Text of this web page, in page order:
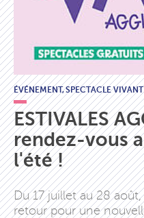
ÉVÉNEMENT,SPECTACLE VIVANT
ESTIVALES
rendez-vous
l'été !
Du 17 juillet au 28
retour pour une